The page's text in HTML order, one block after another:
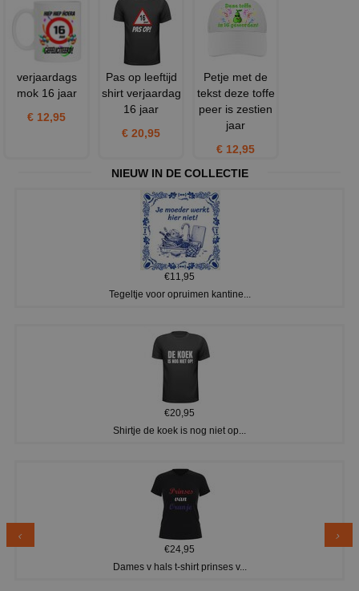
verjaardags
mok 16 jaar
€ 12,95
Pas op leeftijd
shirt verjaardag
16 jaar
€ 20,95
Petje met de
tekst deze toffe
peer is zestien
jaar
€ 12,95
NIEUW IN DE COLLECTIE
€11,95
Tegeltje voor opruimen kantine...
€20,95
Shirtje de koek is nog niet op...
€24,95
Dames v hals t-shirt prinses v...